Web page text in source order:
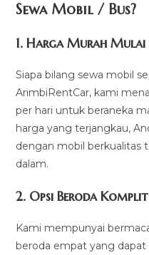
Sewa Mobil / Bus?
1.Harga Murah
Siapa bilang sewa mobil
ArimbiRentCar, kami
per hari untuk beraneka
harga yang terjangkau,
dengan mobil berkualitas
dalam.
2. Opsi Beroda Komplit
Kami mempunyai
beroda empat yang dapat